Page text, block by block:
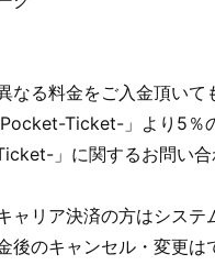
なる料金をご入金頂い
Ticket-」より5％
」に関するお問い
ャリア決済の方はシス
後のキャンセル・変更